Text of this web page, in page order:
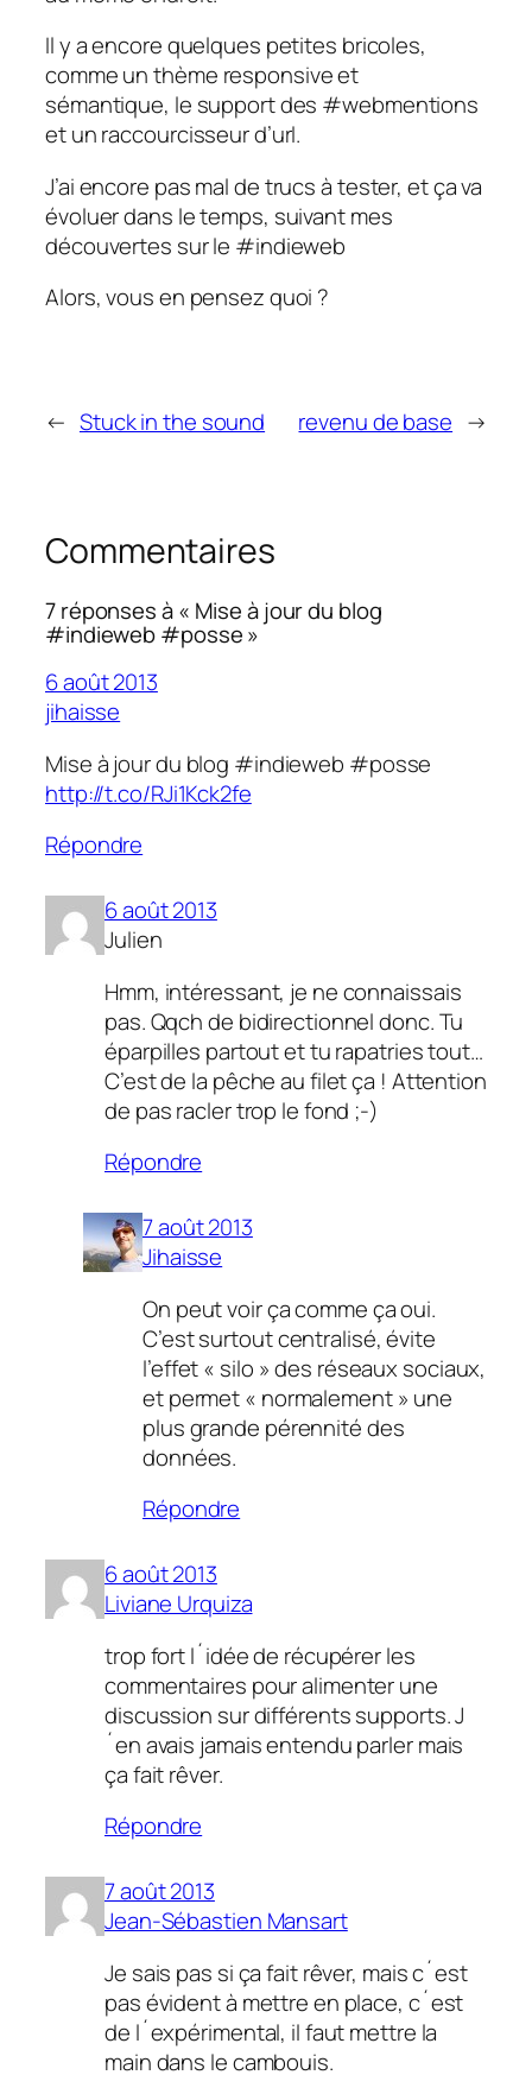
Il y a encore quelques petites bricoles,
comme un thème responsive et
sémantique, le support des #webmentions
et un raccourcisseur d’url.
J’ai encore pas mal de trucs à tester, et ça va
évoluer dans le temps, suivant mes
découvertes sur le #indieweb
Alors, vous en pensez quoi ?
← Stuck in the sound revenu de base →
Commentaires
7 réponses à « Mise à jour du blog
#indieweb #posse »
6 août 2013
jihaisse
Mise à jour du blog #indieweb #posse
http://t.co/RJi1Kck2fe
Répondre
6 août 2013
Julien
Hmm, intéressant, je ne connaissais
pas. Qqch de bidirectionnel donc. Tu
éparpilles partout et tu rapatries tout…
C’est de la pêche au filet ça ! Attention
de pas racler trop le fond ;-)
Répondre
7 août 2013
Jihaisse
On peut voir ça comme ça oui.
C’est surtout centralisé, évite
l’effet « silo » des réseaux sociaux,
et permet « normalement » une
plus grande pérennité des
données.
Répondre
6 août 2013
Liviane Urquiza
trop fort l´idée de récupérer les
commentaires pour alimenter une
discussion sur différents supports. J
´en avais jamais entendu parler mais
ça fait rêver.
Répondre
7 août 2013
Jean-Sébastien Mansart
Je sais pas si ça fait rêver, mais c´est
pas évident à mettre en place, c´est
de l´expérimental, il faut mettre la
main dans le cambouis.